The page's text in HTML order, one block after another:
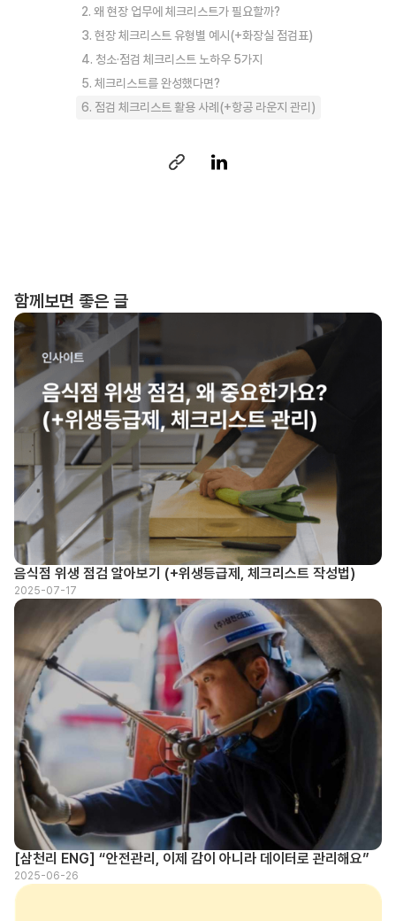
2. 왜 현장 업무에 체크리스트가 필요할까?
3. 현장 체크리스트 유형별 예시(+화장실 점검표)
4. 청소·점검 체크리스트 노하우 5가지
5. 체크리스트를 완성했다면?
6. 점검 체크리스트 활용 사례(+항공 라운지 관리)
함께보면 좋은 글
음식점 위생 점검 알아보기 (+위생등급제, 체크리스트 작성법)
2025-07-17
[삼천리 ENG] “안전관리, 이제 감이 아니라 데이터로 관리해요”
2025-06-26